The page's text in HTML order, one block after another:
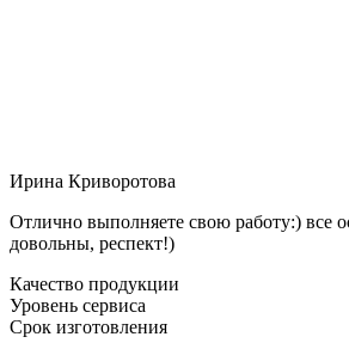
Ирина Криворотова
Отлично выполняете свою работу:) все
довольны, респект!)
Качество продукции
Уровень сервиса
Срок изготовления